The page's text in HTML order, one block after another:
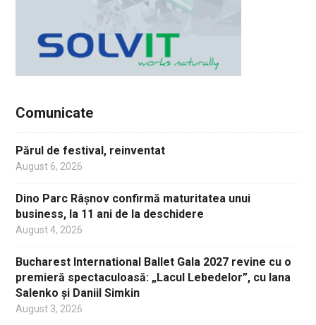
Comunicate
Părul de festival, reinventat
August 6, 2026
Dino Parc Râșnov confirmă maturitatea unui
business, la 11 ani de la deschidere
August 4, 2026
Bucharest International Ballet Gala 2027 revine cu o
premieră spectaculoasă: „Lacul Lebedelor”, cu Iana
Salenko și Daniil Simkin
August 3, 2026